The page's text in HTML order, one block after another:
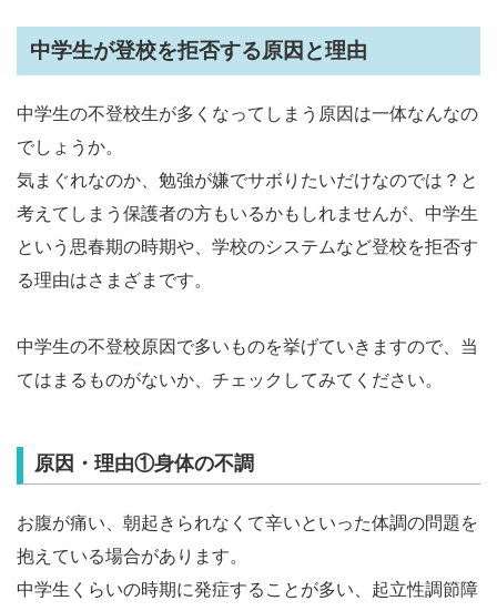
中学生が登校を拒否する原因と理由
中学生の不登校生が多くなってしまう原因は一体なんなの
でしょうか。
気まぐれなのか、勉強が嫌でサボりたいだけなのでは？と
考えてしまう保護者の方もいるかもしれませんが、中学生
という思春期の時期や、学校のシステムなど登校を拒否す
る理由はさまざまです。
中学生の不登校原因で多いものを挙げていきますので、当
てはまるものがないか、チェックしてみてください。
原因・理由①身体の不調
お腹が痛い、朝起きられなくて辛いといった体調の問題を
抱えている場合があります。
中学生くらいの時期に発症することが多い、起立性調節障